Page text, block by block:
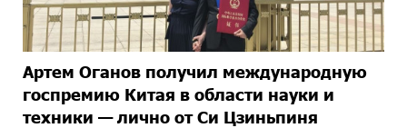
Артем Оганов получил международную
госпремию Китая в области науки и
техники — лично от Си Цзиньпиня